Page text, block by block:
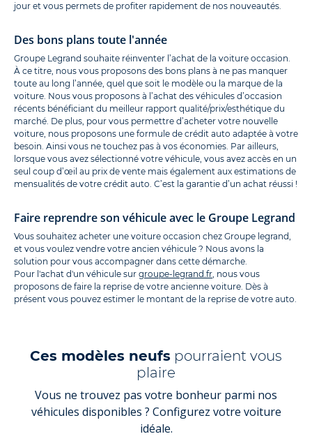
jour et vous permets de profiter rapidement de nos nouveautés.
Des bons plans toute l'année
Groupe Legrand souhaite réinventer l’achat de la voiture occasion.
À ce titre, nous vous proposons des bons plans à ne pas manquer
toute au long l’année, quel que soit le modèle ou la marque de la
voiture. Nous vous proposons à l’achat des véhicules d’occasion
récents bénéficiant du meilleur rapport qualité/prix/esthétique du
marché. De plus, pour vous permettre d’acheter votre nouvelle
voiture, nous proposons une formule de crédit auto adaptée à votre
besoin. Ainsi vous ne touchez pas à vos économies. Par ailleurs,
lorsque vous avez sélectionné votre véhicule, vous avez accès en un
seul coup d’œil au prix de vente mais également aux estimations de
mensualités de votre crédit auto. C’est la garantie d’un achat réussi !
Faire reprendre son véhicule avec le Groupe Legrand
Vous souhaitez acheter une voiture occasion chez Groupe legrand,
et vous voulez vendre votre ancien véhicule ? Nous avons la
solution pour vous accompagner dans cette démarche.
Pour l'achat d'un véhicule sur groupe-legrand.fr, nous vous
proposons de faire la reprise de votre ancienne voiture. Dès à
présent vous pouvez estimer le montant de la reprise de votre auto.
Ces modèles neufs pourraient vous
plaire
Vous ne trouvez pas votre bonheur parmi nos
véhicules disponibles ? Configurez votre voiture
idéale.